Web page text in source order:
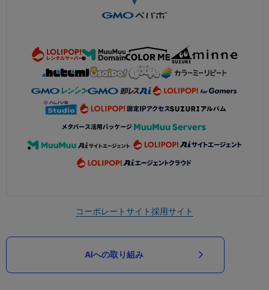
コーポレートサイト採用サイト
AIへの取り組み